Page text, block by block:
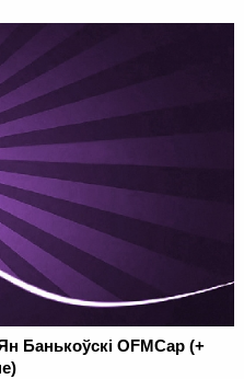
Банькоўскі OFMCap (+